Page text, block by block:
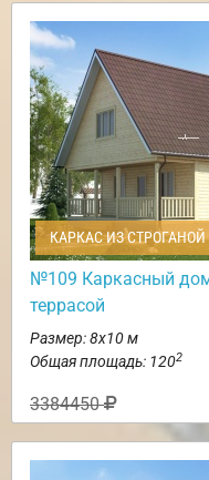
КАРКАС ИЗ
№109 Каркасный
террасой
Размер: 8х10 м
Общая площадь: 1202
3384450